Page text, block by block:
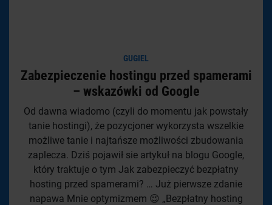
GUGIEL
Zabezpieczenie hostingu przed spamerami
– wskazówki od Google
Od dawna wiadomo (czyli do momentu jak powstały
tanie hostingi), że pozycjoner wykorzysta wszelkie
możliwe tanie i najtańsze możliwości zbudowania
zaplecza. Dziś pojawił sie artykuł na blogu Google,
który traktuje o tym Jak zabezpieczyć bezpłatny
hosting przed spamerami? … Już pierwsze zdanie
napawa Mnie optymizmem 😉 „Bezpłatny hosting